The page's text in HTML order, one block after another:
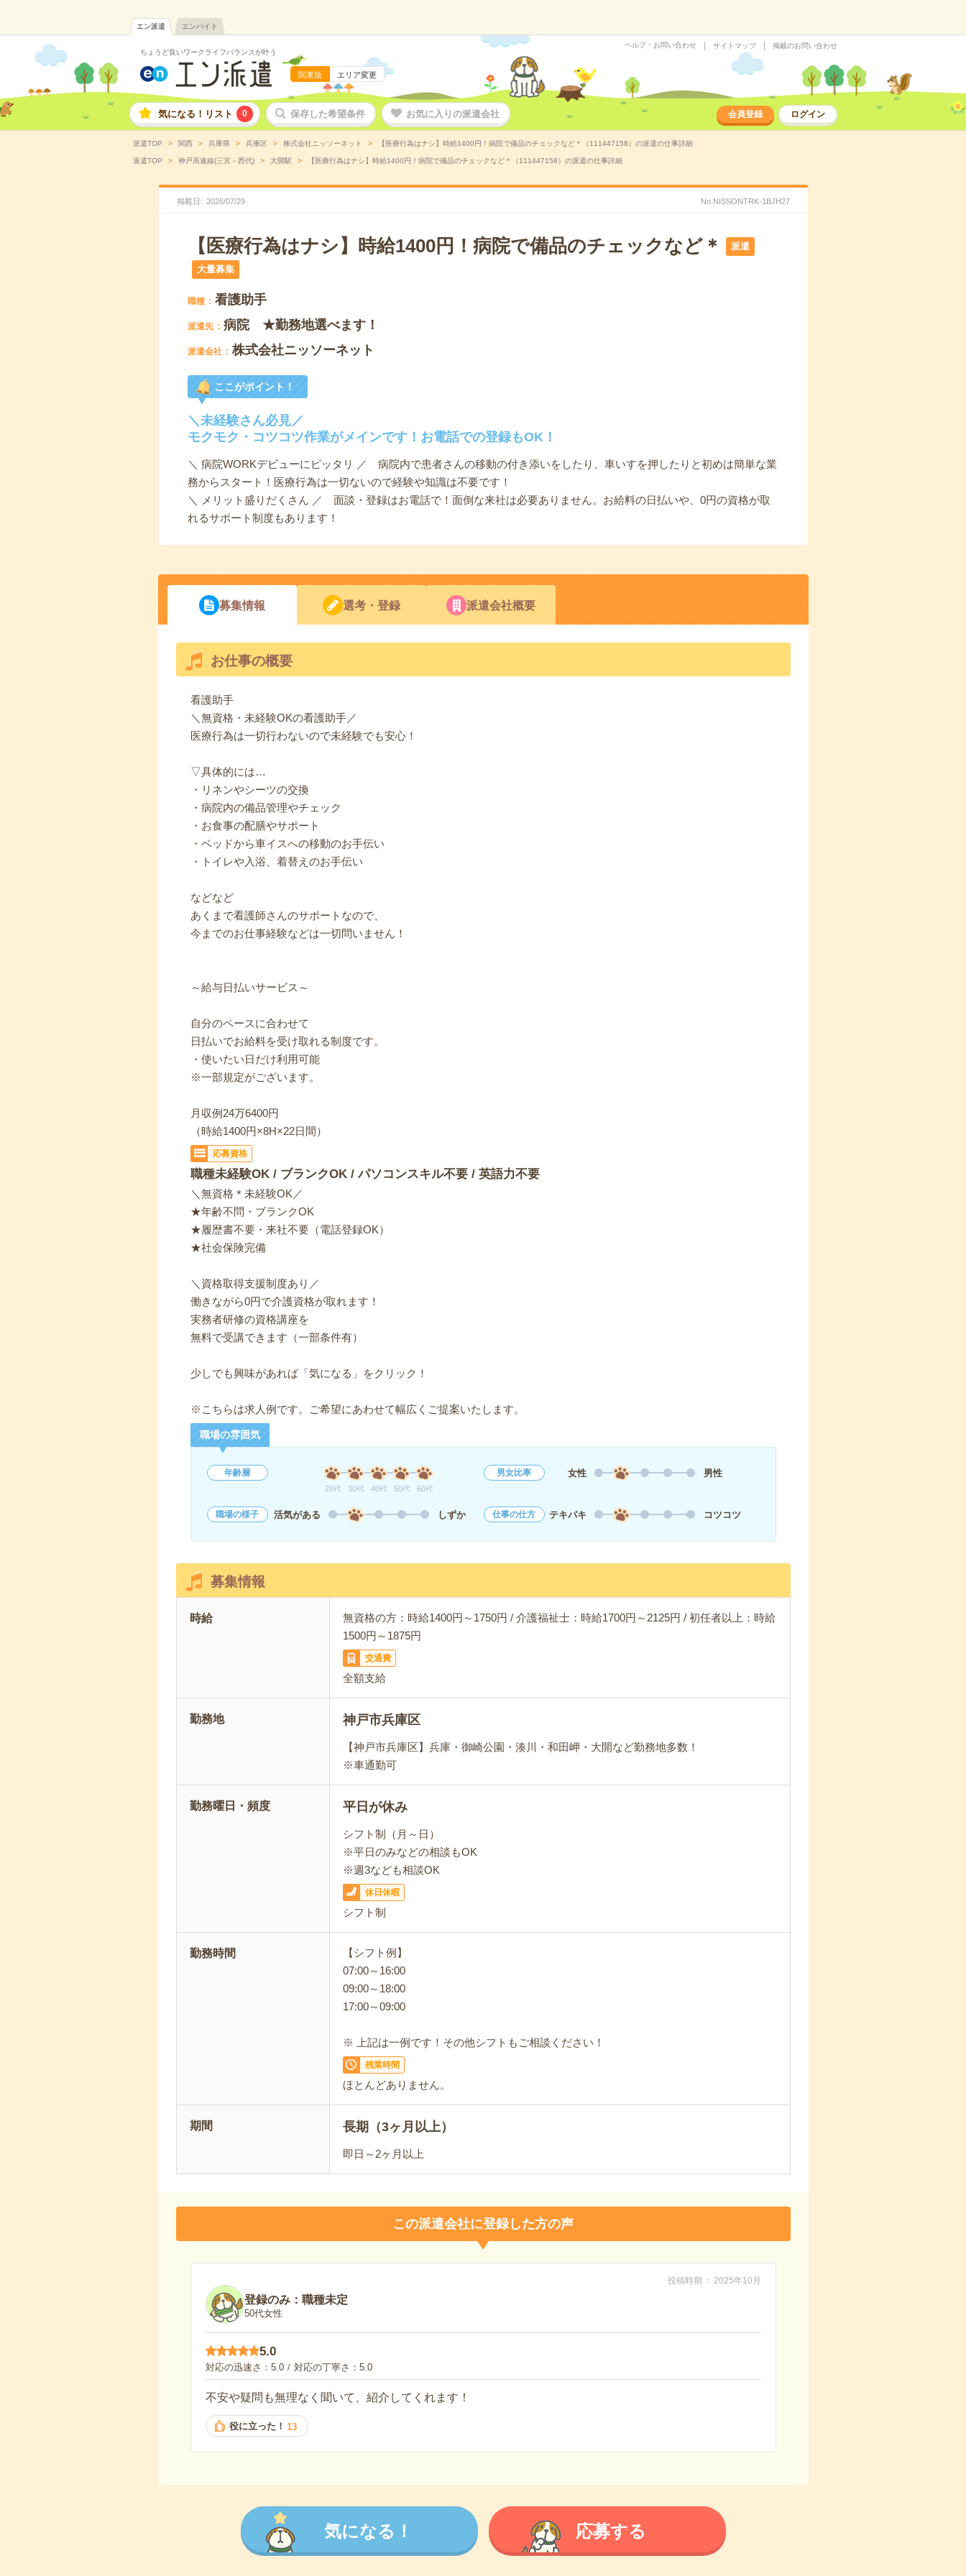
エン派遣 エンバイト
ちょうど良いワークライフバランスが叶う
関東版 エリア変更
ヘルプ・お問い合わせ サイトマップ 掲載のお問い合わせ
気になる！リスト 0 保存した希望条件 お気に入りの派遣会社 会員登録 ログイン
派遣TOP 関西 兵庫県 兵庫区 株式会社ニッソーネット 【医療行為はナシ】時給1400円！病院で備品のチェックなど＊（111447158）の派遣の仕事詳細
派遣TOP 神戸高速線(三宮－西代) 大開駅 【医療行為はナシ】時給1400円！病院で備品のチェックなど＊（111447158）の派遣の仕事詳細
掲載日 2026/07/29 No.NISSONTRK-1BJH27
【医療行為はナシ】時給1400円！病院で備品のチェックなど＊ 派遣
大量募集
職種 看護助手
派遣先 病院 ★勤務地選べます！
派遣会社 株式会社ニッソーネット
ここがポイント！
＼未経験さん必見／
モクモク・コツコツ作業がメインです！お電話での登録もOK！
＼ 病院WORKデビューにピッタリ ／ 病院内で患者さんの移動の付き添いをしたり、車いすを押したりと初めは簡単な業
務からスタート！医療行為は一切ないので経験や知識は不要です！
＼ メリット盛りだくさん ／ 面談・登録はお電話で！面倒な来社は必要ありません。お給料の日払いや、0円の資格が取
れるサポート制度もあります！
募集情報 選考・登録 派遣会社概要
お仕事の概要
看護助手
＼無資格・未経験OKの看護助手／
医療行為は一切行わないので未経験でも安心！
▽具体的には…
・リネンやシーツの交換
・病院内の備品管理やチェック
・お食事の配膳やサポート
・ベッドから車イスへの移動のお手伝い
・トイレや入浴、着替えのお手伝い
などなど
あくまで看護師さんのサポートなので、
今までのお仕事経験などは一切問いません！
～給与日払いサービス～
自分のペースに合わせて
日払いでお給料を受け取れる制度です。
・使いたい日だけ利用可能
※一部規定がございます。
月収例24万6400円
（時給1400円×8H×22日間）
応募資格
職種未経験OK / ブランクOK / パソコンスキル不要 / 英語力不要
＼無資格＊未経験OK／
★年齢不問・ブランクOK
★履歴書不要・来社不要（電話登録OK）
★社会保険完備
＼資格取得支援制度あり／
働きながら0円で介護資格が取れます！
実務者研修の資格講座を
無料で受講できます（一部条件有）
少しでも興味があれば「気になる」をクリック！
※こちらは求人例です。ご希望にあわせて幅広くご提案いたします。
職場の雰囲気
年齢層
20代 30代 40代 50代 60代
男女比率 女性 男性
職場の様子 活気がある しずか 仕事の仕方 テキパキ コツコツ
募集情報
時給
無資格の方：時給1400円～1750円 / 介護福祉士：時給1700円～2125円 / 初任者以上：時給
1500円～1875円
交通費
全額支給
勤務地 神戸市兵庫区
【神戸市兵庫区】兵庫・御崎公園・湊川・和田岬・大開など勤務地多数！
※車通勤可
勤務曜日・頻度 平日が休み
シフト制（月～日）
※平日のみなどの相談もOK
※週3なども相談OK
休日休暇
シフト制
勤務時間
【シフト例】
07:00～16:00
09:00～18:00
17:00～09:00
※ 上記は一例です！その他シフトもご相談ください！
残業時間
ほとんどありません。
期間 長期（3ヶ月以上）
即日～2ヶ月以上
この派遣会社に登録した方の声
投稿時期 2025年10月
登録のみ：職種未定
50代女性
5.0
対応の迅速さ 5.0 対応の丁寧さ 5.0
不安や疑問も無理なく聞いて、紹介してくれます！
役に立った！ 13
気になる！ 応募する